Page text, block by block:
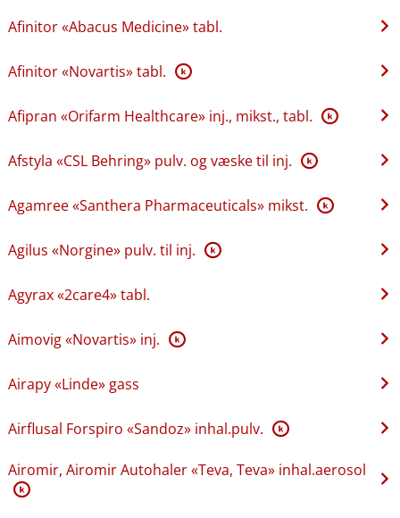
Afinitor «Abacus Medicine» tabl.
Afinitor «Novartis» tabl. K
Afipran «Orifarm Healthcare» inj., mikst., tabl. K
Afstyla «CSL Behring» pulv. og væske til inj. K
Agamree «Santhera Pharmaceuticals» mikst. K
Agilus «Norgine» pulv. til inj. K
Agyrax «2care4» tabl.
Aimovig «Novartis» inj. K
Airapy «Linde» gass
Airflusal Forspiro «Sandoz» inhal.pulv. K
Airomir, Airomir Autohaler «Teva, Teva» inhal.aerosol
K